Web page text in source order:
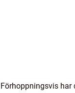
Förhoppningsvis har